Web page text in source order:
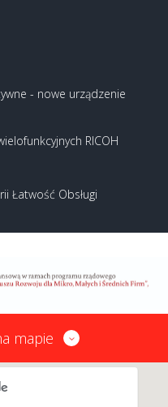
- nowe urządzenie
RICOH
Łatwość Obsługi
mapie